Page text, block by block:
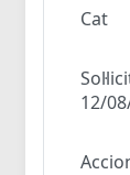
Cat
12/